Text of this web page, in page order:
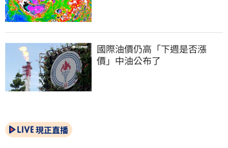
國際油價仍高「下週是否漲
價」中油公布了
現正直播